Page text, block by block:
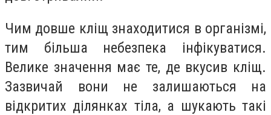
Чим довше кліщ знаходитися в організмі,
тим більша небезпека інфікуватися.
Велике значення має те, де вкусив кліщ.
Зазвичай вони не залишаються на
відкритих ділянках тіла, а шукають такі